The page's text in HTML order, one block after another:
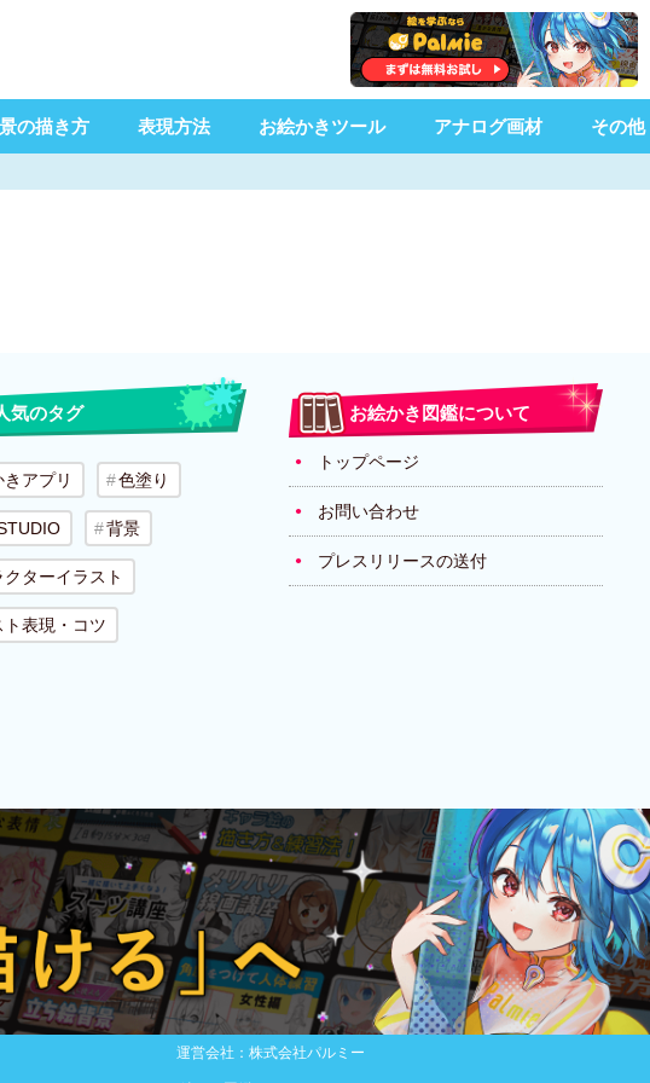
の描き方 表現方法 お絵かきツール アナログ画材 その他
気のタグ
アプリ 色塗り
背景
ターイラスト
ト表現・コツ
お絵かき図鑑について
トップページ
お問い合わせ
プレスリリースの送付
運営会社：株式会社パルミー